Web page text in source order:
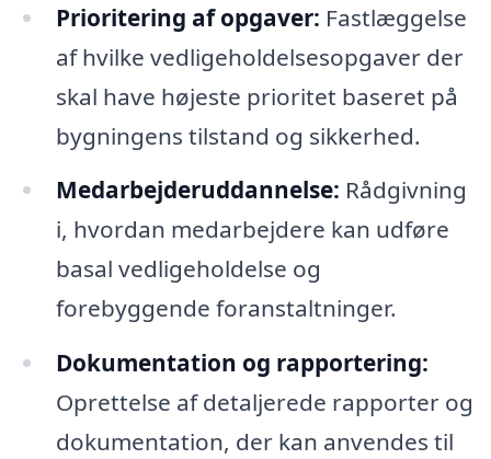
Prioritering af opgaver: Fastlæggelse
af hvilke vedligeholdelsesopgaver der
skal have højeste prioritet baseret på
bygningens tilstand og sikkerhed.
Medarbejderuddannelse: Rådgivning
i, hvordan medarbejdere kan udføre
basal vedligeholdelse og
forebyggende foranstaltninger.
Dokumentation og rapportering:
Oprettelse af detaljerede rapporter og
dokumentation, der kan anvendes til